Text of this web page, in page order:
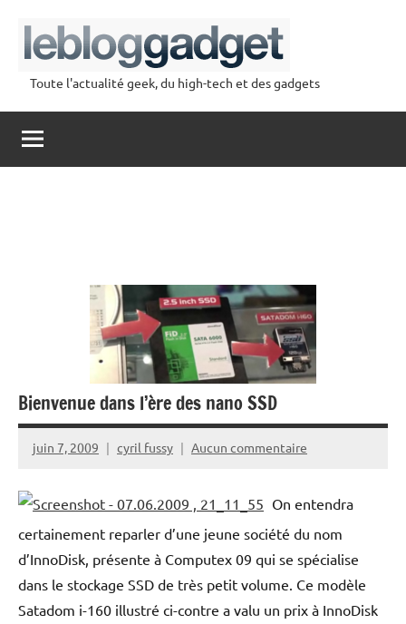
contenu
lebloggadget
Toute l'actualité geek, du high-tech et des gadgets
Bienvenue dans l’ère des nano SSD
juin 7, 2009 cyril fussy Aucun commentaire
On entendra
certainement reparler d’une jeune société du nom
d’InnoDisk, présente à Computex 09 qui se spécialise
dans le stockage SSD de très petit volume. Ce modèle
Satadom i-160 illustré ci-contre a valu un prix à InnoDisk